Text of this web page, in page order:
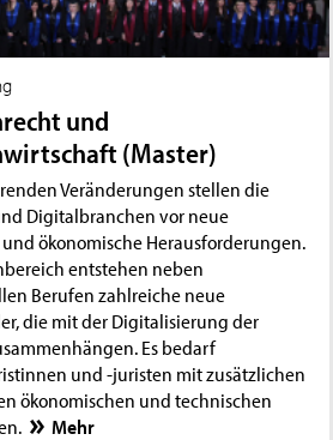
und
(Master)
Veränderungen stellen die
Digitalbranchen vor neue
ökonomische Herausforderungen.
entstehen neben
Berufen zahlreiche neue
die mit der Digitalisierung der
Es bedarf
und -juristen mit zusätzlichen
ökonomischen und technischen
Mehr